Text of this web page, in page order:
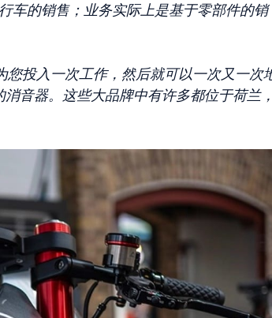
车的销售；业务实际上是基于零部件的销
您投入一次工作，然后就可以一次又一次
音器。这些大品牌中有许多都位于荷兰